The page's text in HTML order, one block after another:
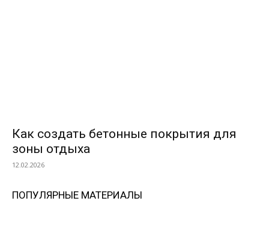
Как создать бетонные покрытия для
зоны отдыха
12.02.2026
ПОПУЛЯРНЫЕ МАТЕРИАЛЫ